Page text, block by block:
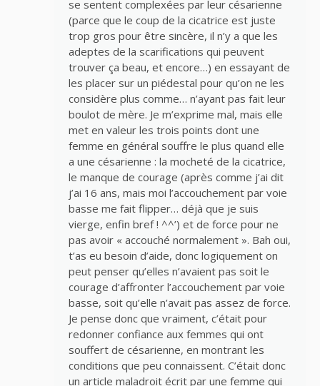
se sentent complexées par leur césarienne
(parce que le coup de la cicatrice est juste
trop gros pour être sincère, il n’y a que les
adeptes de la scarifications qui peuvent
trouver ça beau, et encore…) en essayant de
les placer sur un piédestal pour qu’on ne les
considère plus comme… n’ayant pas fait leur
boulot de mère. Je m’exprime mal, mais elle
met en valeur les trois points dont une
femme en général souffre le plus quand elle
a une césarienne : la mocheté de la cicatrice,
le manque de courage (après comme j’ai dit
j’ai 16 ans, mais moi l’accouchement par voie
basse me fait flipper… déjà que je suis
vierge, enfin bref ! ^^’) et de force pour ne
pas avoir « accouché normalement ». Bah oui,
t’as eu besoin d’aide, donc logiquement on
peut penser qu’elles n’avaient pas soit le
courage d’affronter l’accouchement par voie
basse, soit qu’elle n’avait pas assez de force.
Je pense donc que vraiment, c’était pour
redonner confiance aux femmes qui ont
souffert de césarienne, en montrant les
conditions que peu connaissent. C’était donc
un article maladroit écrit par une femme qui